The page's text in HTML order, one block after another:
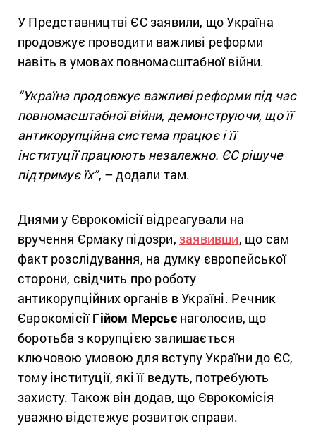
У Представництві ЄС заявили, що Україна
продовжує проводити важливі реформи
навіть в умовах повномасштабної війни.
“Україна продовжує важливі реформи під час
повномасштабної війни, демонструючи, що її
антикорупційна система працює і її
інституції працюють незалежно. ЄС рішуче
підтримує їх”, – додали там.
Днями у Єврокомісії відреагували на
вручення Єрмаку підозри, заявивши, що сам
факт розслідування, на думку європейської
сторони, свідчить про роботу
антикорупційних органів в Україні. Речник
ЄврокомісіїГійом Мерсьєнаголосив, що
боротьба з корупцією залишається
ключовою умовою для вступу України до ЄС,
тому інституції, які її ведуть, потребують
захисту. Також він додав, що Єврокомісія
уважно відстежує розвиток справи.